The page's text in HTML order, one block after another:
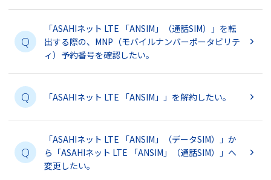
Q
「ASAHIネット LTE 「ANSIM」（通話SIM）」を転
出する際の、MNP（モバイルナンバーポータビリテ
ィ）予約番号を確認したい。
Q 「ASAHIネット LTE 「ANSIM」」を解約したい。
Q
「ASAHIネット LTE 「ANSIM」（データSIM）」か
ら「ASAHIネット LTE 「ANSIM」（通話SIM）」へ
変更したい。